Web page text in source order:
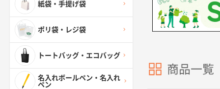
紙袋・手提げ袋
ポリ袋・レジ袋
トートバッグ・エコバッグ
名入れボールペン・名入れ
ペン
商品一覧